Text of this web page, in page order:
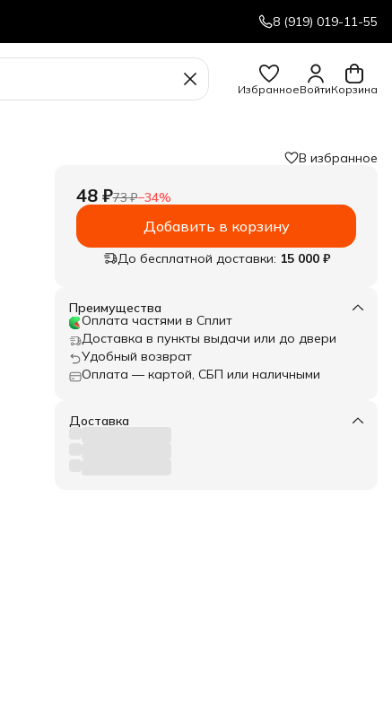
8 (919) 019-11-55
ИзбранноеВойтиКорзина
В избранное
48 ₽73 ₽−34%
Добавить в корзину
До бесплатной доставки: 15 000 ₽
Преимущества
Оплата частями в Сплит
Доставка в пункты выдачи или до двери
Удобный возврат
Оплата — картой, СБП или наличными
Доставка